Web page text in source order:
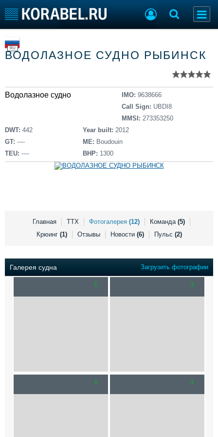
Тип судна
Добавить судно
Добавить проект
Судостроение
Пульс
Репутация
Работа
Крюинг
Торговая площадка
Доска объявлений
Продажа флота
Оборудование
Изделия
Материалы
Услуги
Выставки и семинары
Личности
Галерея флота
Форум
Все службы
RU
ВОДОЛАЗНОЕ СУДНО РЫБИНСК
Водолазное судно IMO: 9638666
Call Sign: UBDI8
MMSI: 273353250
DWT: 442
GT: ----
TEU: ----
Year built: 2012
ME: Boudouin
BHP: 1300
Главная ТТХ Фотогалерея (12) Команда (5)
Крюинг (1) Отзывы Новости (6) Пульс (2)
Галерея судна Загрузить фотографии
1 1
1 1